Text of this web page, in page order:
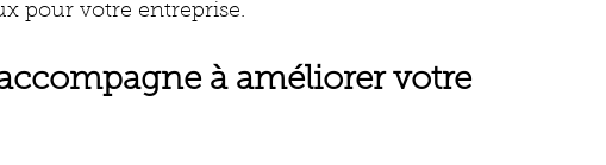
pour votre entreprise.
à améliorer votre